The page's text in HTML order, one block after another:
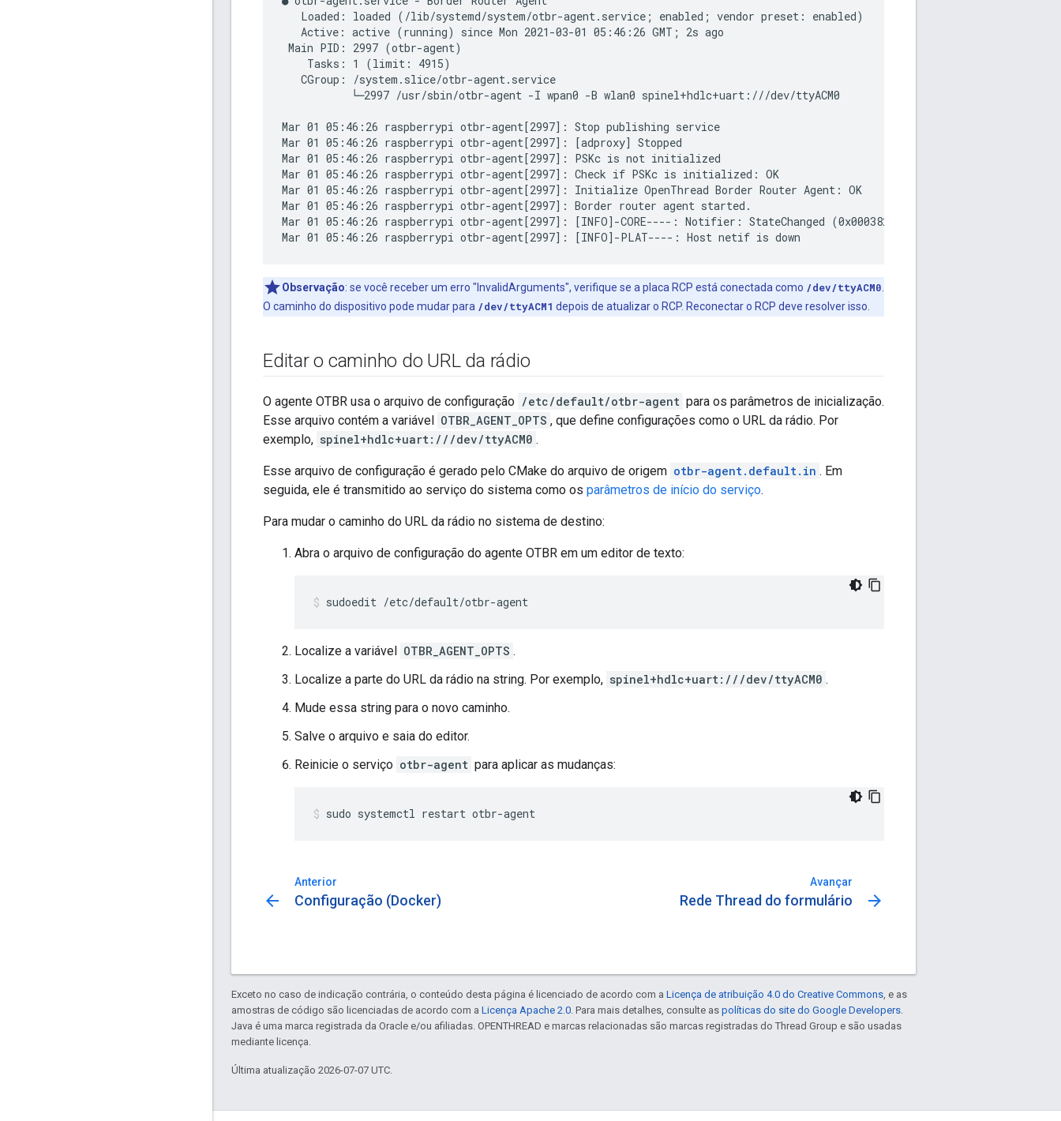
   Loaded: loaded (/lib/systemd/system/otbr-agent.service; enabled; vendor preset: enabled)
   Active: active (running) since Mon 2021-03-01 05:46:26 GMT; 2s ago
Main PID: 2997 (otbr-agent)
    Tasks: 1 (limit: 4915)
   CGroup: /system.slice/otbr-agent.service
           └─2997 /usr/sbin/otbr-agent -I wpan0 -B wlan0 spinel+hdlc+uart:///dev/ttyACM0
Mar 01 05:46:26 raspberrypi otbr-agent[2997]: Stop publishing service
Mar 01 05:46:26 raspberrypi otbr-agent[2997]: [adproxy] Stopped
Mar 01 05:46:26 raspberrypi otbr-agent[2997]: PSKc is not initialized
Mar 01 05:46:26 raspberrypi otbr-agent[2997]: Check if PSKc is initialized: OK
Mar 01 05:46:26 raspberrypi otbr-agent[2997]: Initialize OpenThread Border Router Agent: OK
Mar 01 05:46:26 raspberrypi otbr-agent[2997]: Border router agent started.
Mar 01 05:46:26 raspberrypi otbr-agent[2997]: [INFO]-CORE----: Notifier: StateChanged (0x00038200) [NetData PanId NetName
Observação: se você receber um erro "InvalidArguments", verifique se a placa RCP está conectada como /dev/ttyACM0
O caminho do dispositivo pode mudar para /dev/ttyACM1 depois de atualizar o RCP. Reconectar o RCP deve resolver isso.
Editar o caminho do URL da rádio
O agente OTBR usa o arquivo de configuração /etc/default/otbr-agent para os parâmetros de inicialização.
Esse arquivo contém a variável OTBR_AGENT_OPTS , que define configurações como o URL da rádio. Por
exemplo, spinel+hdlc+uart:///dev/ttyACM0 .
Esse arquivo de configuração é gerado pelo CMake do arquivo de origem otbr-agent.default.in . Em
seguida, ele é transmitido ao serviço do sistema como os parâmetros de início do serviço.
Para mudar o caminho do URL da rádio no sistema de destino:
Abra o arquivo de configuração do agente OTBR em um editor de texto:
sudoedit /etc/default/otbr-agent
Localize a variável OTBR_AGENT_OPTS .
Localize a parte do URL da rádio na string. Por exemplo, spinel+hdlc+uart:///dev/ttyACM0 .
Mude essa string para o novo caminho.
Salve o arquivo e saia do editor.
Reinicie o serviço otbr-agent para aplicar as mudanças:
sudo systemctl restart otbr-agent
Anterior
arrow_back Configuração (Docker)
Avançar
Rede Thread do formulário arrow_forward
Exceto no caso de indicação contrária, o conteúdo desta página é licenciado de acordo com a Licença de atribuição 4.0 do Creative Commons, e as
amostras de código são licenciadas de acordo com a Licença Apache 2.0. Para mais detalhes, consulte as políticas do site do Google Developers.
Java é uma marca registrada da Oracle e/ou afiliadas. OPENTHREAD e marcas relacionadas são marcas registradas do Thread Group e são usadas
mediante licença.
Última atualização 2026-07-07 UTC.